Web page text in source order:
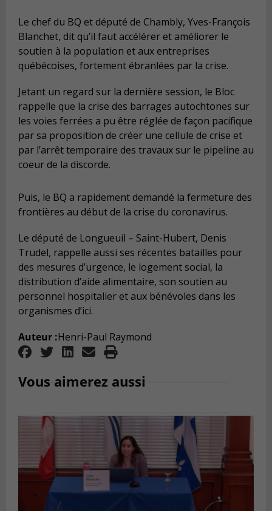
Le chef du BQ et député de Chambly, Yves-François
Blanchet, dit qu’il faut accélérer et améliorer le
soutien à la population et aux entreprises
québécoises, fortement ébranlées par la crise.
Jetant un regard sur la dernière session, le Bloc
rappelle que la crise des barrages autochtones sur
les voies ferrées a pu être réglée de façon pacifique
par sa proposition de créer une cellule de crise et
par l’arrêt temporaire des travaux sur le pipeline au
coeur de la discorde.
Puis, le BQ a rapidement demandé la fermeture des
frontières au début de la crise du coronavirus.
Le député de Longueuil – Saint-Hubert, Denis
Trudel, rappelle aussi ses récentes batailles pour
des mesures d’urgence, le logement social, la
distribution d’aide alimentaire, son soutien au
personnel hospitalier et aux bénévoles dans les
organismes d’ici.
Auteur :Henri-Paul Raymond
Vous aimerez aussi